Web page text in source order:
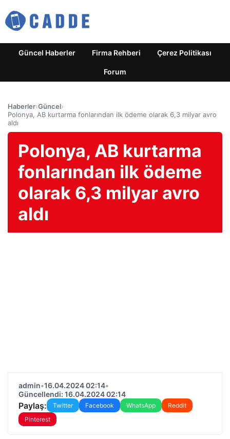
Güncel Haberler Firma Rehberi Çerez Politikası
Forum
Haberler›Güncel›
Polonya, AB kurtarma fonlarından ilk ödeme olarak 6,3 milyar avro
aldı
Polonya, AB kurtarma
fonlarından ilk ödeme
olarak 6,3 milyar avro
aldı
admin•16.04.2024 02:14•
Güncellendi: 16.04.2024 02:14
Paylaş: Twitter Facebook WhatsApp
Reddit
Pinterest